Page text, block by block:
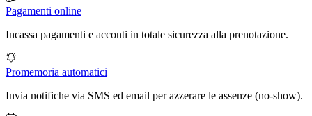
Pagamenti online
Incassa pagamenti e acconti in totale sicurezza alla prenotazione.
Promemoria automatici
Invia notifiche via SMS ed email per azzerare le assenze (no-show).